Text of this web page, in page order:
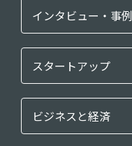
インタビュー・事例
スタートアップ
ビジネスと経済